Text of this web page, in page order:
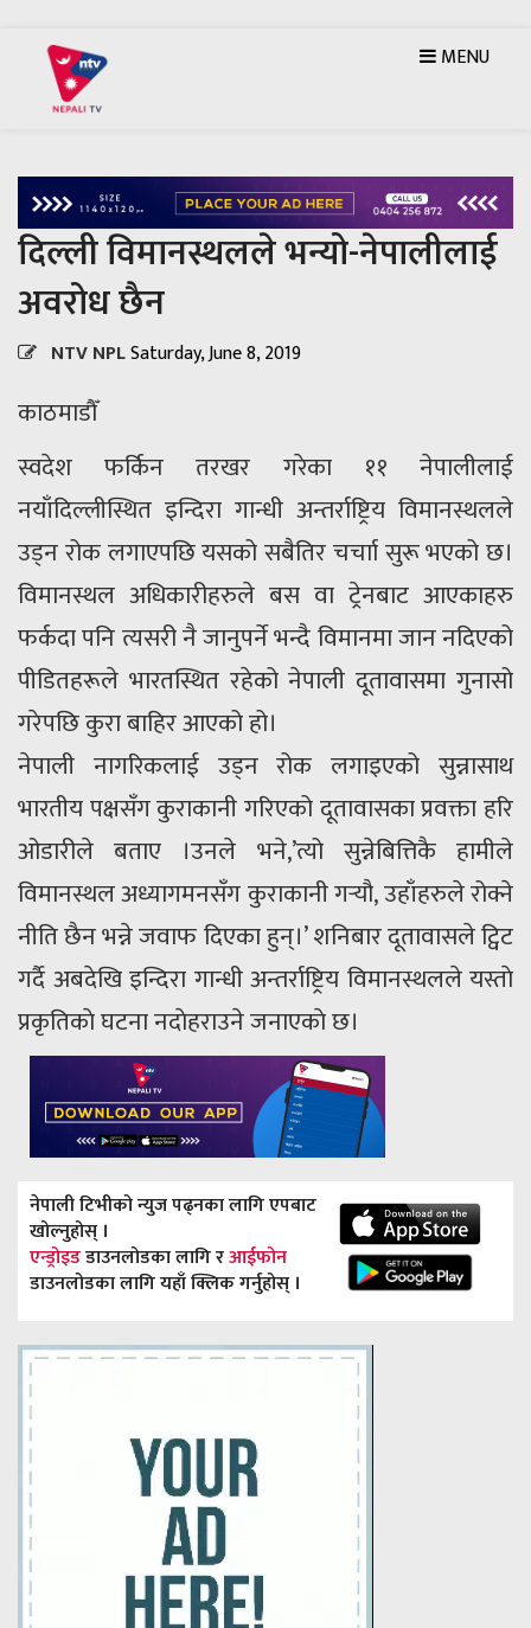
MENU
दिल्ली विमानस्थलले भन्यो-नेपालीलाई
अवरोध छैन
NTV NPLSaturday, June 8, 2019
काठमाडाैँ
स्वदेश फर्किन तरखर गरेका ११ नेपालीलाई
नयाँदिल्लीस्थित इन्दिरा गान्धी अन्तर्राष्ट्रिय विमानस्थलले
उड्न रोक लगाएपछि यसको सबैतिर चर्चाा सुरू भएको छ।
विमानस्थल अधिकारीहरुले बस वा ट्रेनबाट आएकाहरु
फर्कदा पनि त्यसरी नै जानुपर्ने भन्दै विमानमा जान नदिएको
पीडितहरूले भारतस्थित रहेको नेपाली दूतावासमा गुनासो
गरेपछि कुरा बाहिर आएको हो।
नेपाली नागरिकलाई उड्न रोक लगाइएको सुन्नासाथ
भारतीय पक्षसँग कुराकानी गरिएको दूतावासका प्रवक्ता हरि
ओडारीले बताए ।उनले भने,’त्यो सुन्नेबित्तिकै हामीले
विमानस्थल अध्यागमनसँग कुराकानी गर्‍यौ, उहाँहरुले रोक्ने
नीति छैन भन्ने जवाफ दिएका हुन्।’ शनिबार दूतावासले ट्विट
गर्दै अबदेखि इन्दिरा गान्धी अन्तर्राष्ट्रिय विमानस्थलले यस्ताे
प्रकृतिकाे घटना नदाेहराउने जनाएकाे छ।
नेपाली टिभीको न्युज पढ्नका लागि एपबाट
खोल्नुहोस् ।
एन्ड्रोइडडाउनलोडका लागि रआईफोन
डाउनलोडका लागि यहाँ क्लिक गर्नुहोस् ।